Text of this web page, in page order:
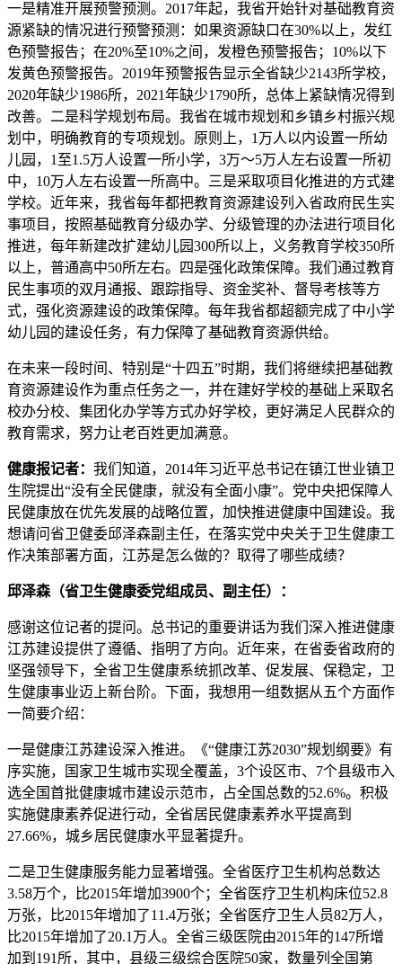
一是精准开展预警预测。2017年起，我省开始针对基础教育资
源紧缺的情况进行预警预测：如果资源缺口在30%以上，发红
色预警报告；在20%至10%之间，发橙色预警报告；10%以下
发黄色预警报告。2019年预警报告显示全省缺少2143所学校，
2020年缺少1986所，2021年缺少1790所，总体上紧缺情况得到
改善。二是科学规划布局。我省在城市规划和乡镇乡村振兴规
划中，明确教育的专项规划。原则上，1万人以内设置一所幼
儿园，1至1.5万人设置一所小学，3万～5万人左右设置一所初
中，10万人左右设置一所高中。三是采取项目化推进的方式建
学校。近年来，我省每年都把教育资源建设列入省政府民生实
事项目，按照基础教育分级办学、分级管理的办法进行项目化
推进，每年新建改扩建幼儿园300所以上，义务教育学校350所
以上，普通高中50所左右。四是强化政策保障。我们通过教育
民生事项的双月通报、跟踪指导、资金奖补、督导考核等方
式，强化资源建设的政策保障。每年我省都超额完成了中小学
幼儿园的建设任务，有力保障了基础教育资源供给。
在未来一段时间、特别是“十四五”时期，我们将继续把基础教
育资源建设作为重点任务之一，并在建好学校的基础上采取名
校办分校、集团化办学等方式办好学校，更好满足人民群众的
教育需求，努力让老百姓更加满意。
健康报记者： 我们知道，2014年习近平总书记在镇江世业镇卫
生院提出“没有全民健康，就没有全面小康”。党中央把保障人
民健康放在优先发展的战略位置，加快推进健康中国建设。我
想请问省卫健委邱泽森副主任，在落实党中央关于卫生健康工
作决策部署方面，江苏是怎么做的？取得了哪些成绩？
邱泽森（省卫生健康委党组成员、副主任）：
感谢这位记者的提问。总书记的重要讲话为我们深入推进健康
江苏建设提供了遵循、指明了方向。近年来，在省委省政府的
坚强领导下，全省卫生健康系统抓改革、促发展、保稳定，卫
生健康事业迈上新台阶。下面，我想用一组数据从五个方面作
一简要介绍：
一是健康江苏建设深入推进。《“健康江苏2030”规划纲要》有
序实施，国家卫生城市实现全覆盖，3个设区市、7个县级市入
选全国首批健康城市建设示范市，占全国总数的52.6%。积极
实施健康素养促进行动，全省居民健康素养水平提高到
27.66%，城乡居民健康水平显著提升。
二是卫生健康服务能力显著增强。全省医疗卫生机构总数达
3.58万个，比2015年增加3900个；全省医疗卫生机构床位52.8
万张，比2015年增加了11.4万张；全省医疗卫生人员82万人，
比2015年增加了20.1万人。全省三级医院由2015年的147所增
加到191所，其中，县级三级综合医院50家，数量列全国第